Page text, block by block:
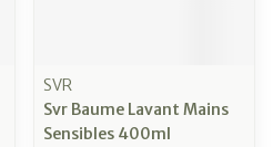
SVR
Svr Baume Lavant Mains
Sensibles 400ml